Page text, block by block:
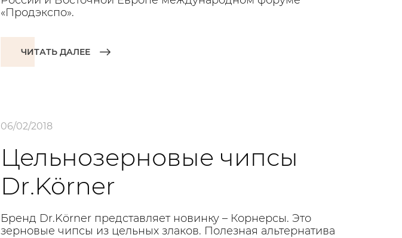
«Продэкспо».
ЧИТАТЬ ДАЛЕЕ
06/02/2018
Цельнозерновые чипсы
Dr.Körner
Бренд Dr.Körner представляет новинку – Корнерсы. Это
зерновые чипсы из цельных злаков. Полезная альтернатива